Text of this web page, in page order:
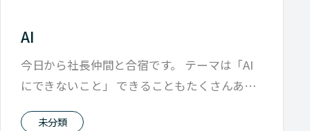
AI
今日から社長仲間と合宿です。 テーマは「AI
にできないこと」 できることもたくさんある
未分類